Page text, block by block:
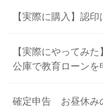
【実際に購入】認
【実際にやってみ
公庫で教育ローンを
確定申告 お昼休み